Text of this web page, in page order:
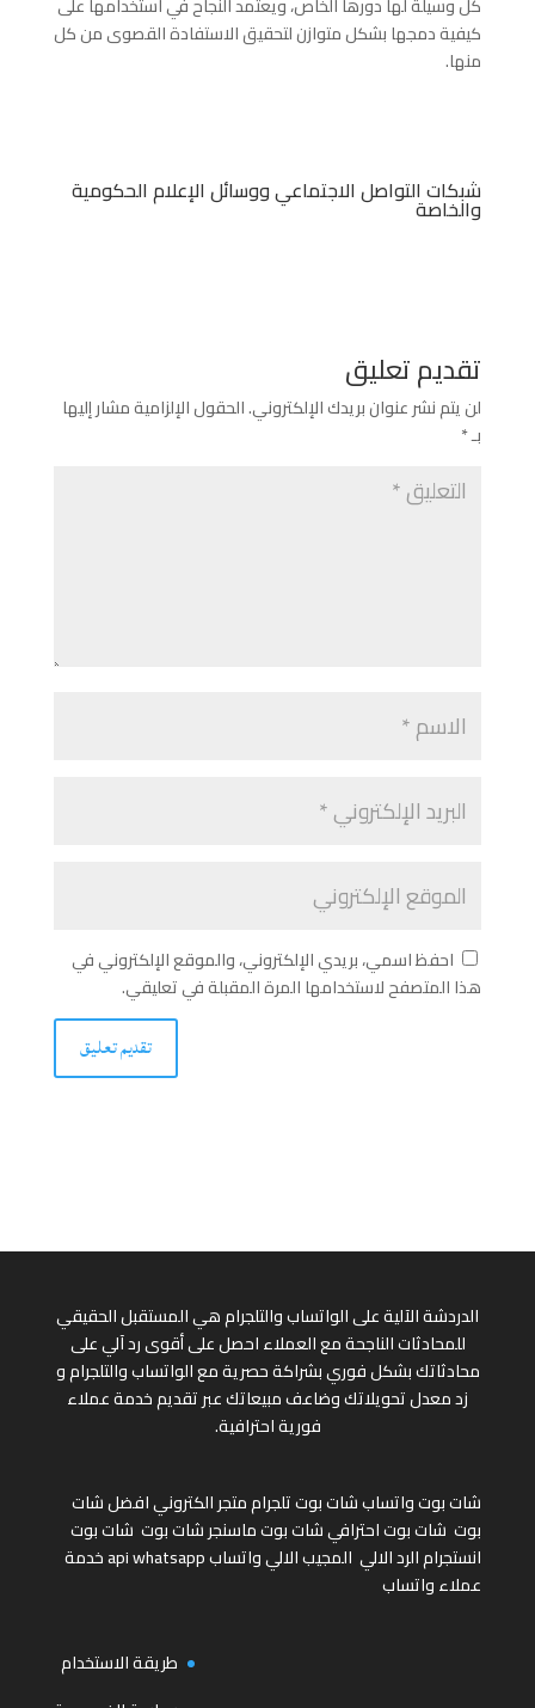
كيفية دمجها بشكل متوازن لتحقيق الاستفادة القصوى من كل
منها.
شبكات التواصل الاجتماعي ووسائل الإعلام الحكومية
والخاصة
تقديم تعليق
لن يتم نشر عنوان بريدك الإلكتروني.الحقول الإلزامية مشار إليها
بـ*
احفظ اسمي، بريدي الإلكتروني، والموقع الإلكتروني في
هذا المتصفح لاستخدامها المرة المقبلة في تعليقي.
الدردشة الآلية على الواتساب والتلجرام هي المستقبل الحقيقي
للمحادثات الناجحة مع العملاء احصل على أقوى رد آلي على
محادثاتك بشكل فوري بشراكة حصرية مع الواتساب والتلجرام و
زد معدل تحويلاتك وضاعف مبيعاتك عبر تقديم خدمة عملاء
فورية احترافية.
شات بوت واتسابشات بوت تلجراممتجر الكترونيافضل شات
بوت شات بوت احترافيشات بوت ماسنجرشات بوت شات بوت
انستجرامالرد الالي المجيب الالي واتسابapi whatsappخدمة
عملاء واتساب
طريقة الاستخدام